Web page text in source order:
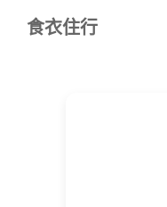
食衣住行